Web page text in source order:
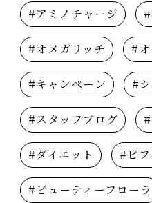
#アミノチャージ
#オメガリッチ #
#キャンペーン #
#スタッフブログ
#ダイエット #ビ
#ビューティーフローラ